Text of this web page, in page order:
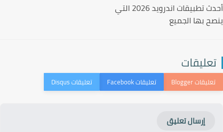
أحدث تطبيقات اندرويد 2026 التي
بها الجميع
إرسال تعليق